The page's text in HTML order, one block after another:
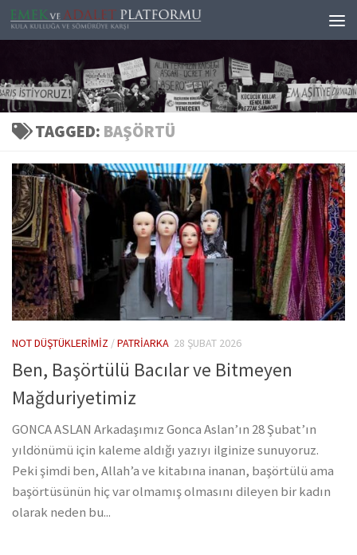
Skip to content
TAGGED: BAŞÖRTÜ
NOT DÜŞTÜKLERIMIZ /PATRIARKA 28 ŞUBAT 2026
Ben, Başörtülü Bacılar ve Bitmeyen
Mağduriyetimiz
GONCA ASLAN Arkadaşımız Gonca Aslan’ın 28 Şubat’ın
yıldönümü için kaleme aldığı yazıyı ilginize sunuyoruz.
Peki şimdi ben, Allah’a ve kitabına inanan, başörtülü ama
başörtüsünün hiç var olmamış olmasını dileyen bir kadın
olarak neden bu...